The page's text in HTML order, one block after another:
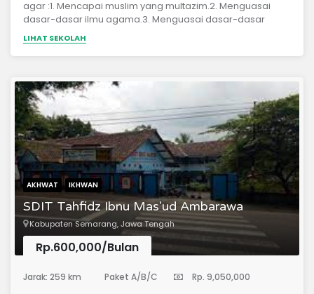
agar :1. Mencapai muslim yang multazim.2. Menguasai
dasar-dasar ilmu agama.3. Menguasai dasar-dasar
kemampuan menghafal minimal 3 juz Al Qur’an dan
beberapa hadits.5. Menerapkan adab-adab Islam
dan teknologi.7. Memiliki semangat, kesabaran dan
keikhlasan untuk melanjutkan pendidikan ke jenjang yang
lebih tinggi.
LIHAT SEKOLAH
AKHWAT IKHWAN
SDIT Tahfidz Ibnu Mas'ud Ambarawa
Kabupaten Semarang, Jawa Tengah
Rp.600,000/Bulan
Jarak: 259 km Paket A/B/C Rp. 9,050,000